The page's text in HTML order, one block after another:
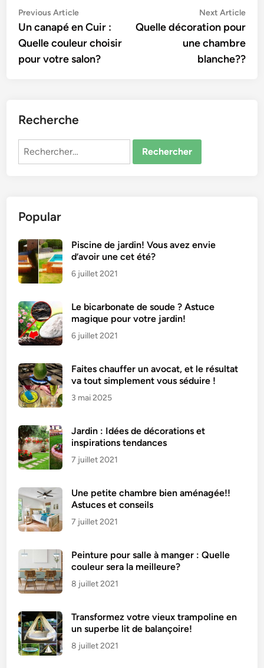
Navigation
de
l’article
Previous ArticlePrevious
article:
Un canapé en Cuir :
Quelle couleur choisir
pour votre salon?
Next Article
Quelle décoration pour
une chambre
blanche??
Recherche
Rechercher :
Popular
Piscine de jardin! Vous avez envie
d’avoir une cet été?
6 juillet 2021
Le bicarbonate de soude ? Astuce
magique pour votre jardin!
6 juillet 2021
Faites chauffer un avocat, et le résultat
va tout simplement vous séduire !
3 mai 2025
Jardin : Idées de décorations et
inspirations tendances
7 juillet 2021
Une petite chambre bien aménagée!!
Astuces et conseils
7 juillet 2021
Peinture pour salle à manger : Quelle
couleur sera la meilleure?
8 juillet 2021
Transformez votre vieux trampoline en
un superbe lit de balançoire!
8 juillet 2021